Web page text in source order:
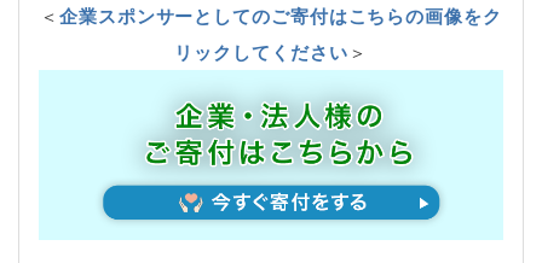
＜企業スポンサーとしてのご寄付はこちらの画像をク
リックしてください＞